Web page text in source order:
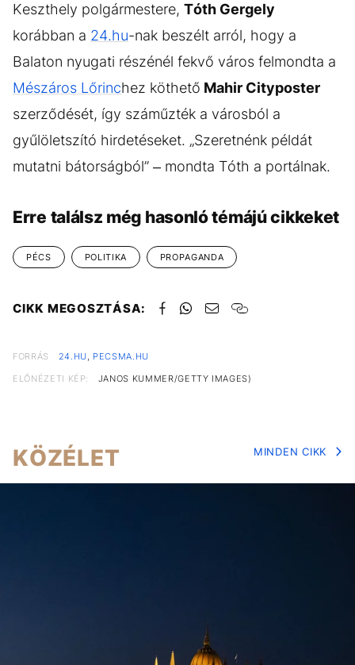
Keszthely polgármestere, Tóth Gergely
korábban a 24.hu-nak beszélt arról, hogy a
Balaton nyugati részénél fekvő város felmondta a
Mészáros Lőrinchez köthető Mahir Cityposter
szerződését, így száműzték a városból a
gyűlöletszító hirdetéseket. „Szeretnénk példát
mutatni bátorságból” – mondta Tóth a portálnak.
Erre találsz még hasonló témájú cikkeket
PÉCS POLITIKA PROPAGANDA
CIKK MEGOSZTÁSA:
FORRÁS 24.HU, PECSMA.HU
ELŐNÉZETI KÉP:
JANOS KUMMER/GETTY IMAGES)
KÖZÉLET MINDEN CIKK